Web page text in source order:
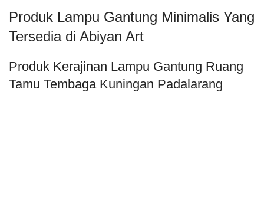
Produk Lampu Gantung Minimalis Yang
Tersedia di Abiyan Art
Produk Kerajinan Lampu Gantung Ruang
Tamu Tembaga Kuningan Padalarang